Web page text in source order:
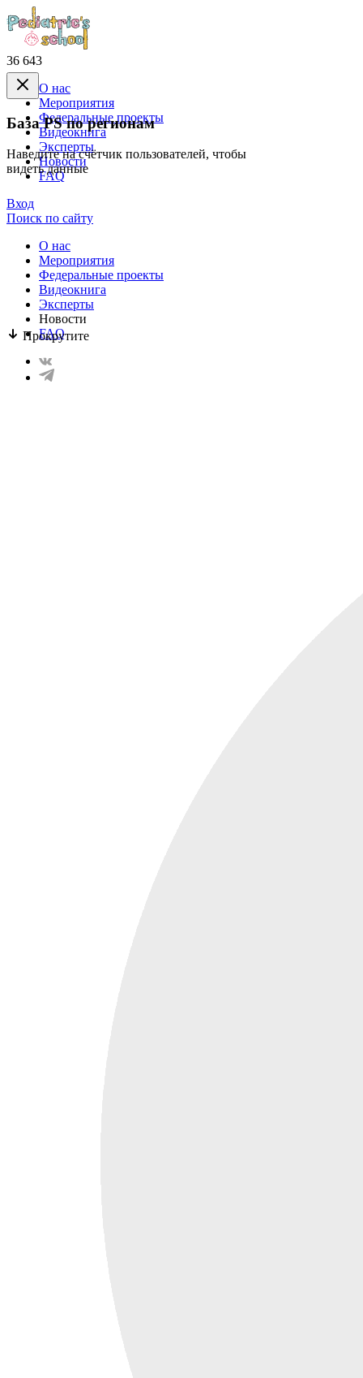
36 643
База PS по регионам
Наведите на счётчик пользователей, чтобы
видеть данные
Прокрутите
О нас
Mероприятия
Федеральные проекты
Видеокнига
Эксперты
Новости
FAQ
Вход
Поиск по сайту
О нас
Mероприятия
Федеральные проекты
Видеокнига
Эксперты
Новости
FAQ